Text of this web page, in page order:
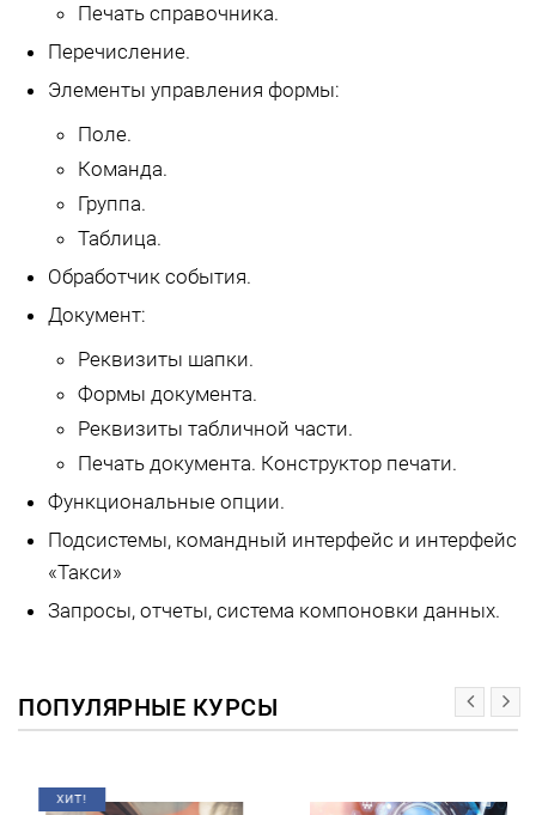
Печать справочника.
Перечисление.
Элементы управления формы:
Поле.
Команда.
Группа.
Таблица.
Обработчик события.
Документ:
Реквизиты шапки.
Формы документа.
Реквизиты табличной части.
Печать документа. Конструктор печати.
Функциональные опции.
Подсистемы, командный интерфейс и интерфейс
«Такси»
Запросы, отчеты, система компоновки данных.
ПОПУЛЯРНЫЕ КУРСЫ
ХИТ!